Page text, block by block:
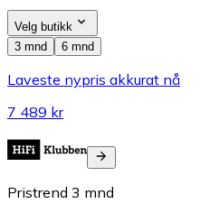
Velg butikk
3 mnd
6 mnd
Laveste nypris akkurat nå
7 489 kr
Pristrend 3 mnd